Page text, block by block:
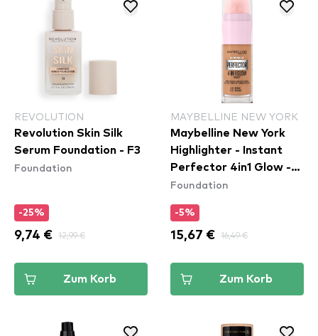
REVOLUTION
Revolution Skin Silk
Serum Foundation - F3
Foundation
-25%
9,74 € 12,99 €
Zum Korb
MAYBELLINE NEW YORK
Maybelline New York
Highlighter - Instant
Perfector 4in1 Glow -
02 Medium
Foundation
-5%
15,67 € 16,49 €
Zum Korb